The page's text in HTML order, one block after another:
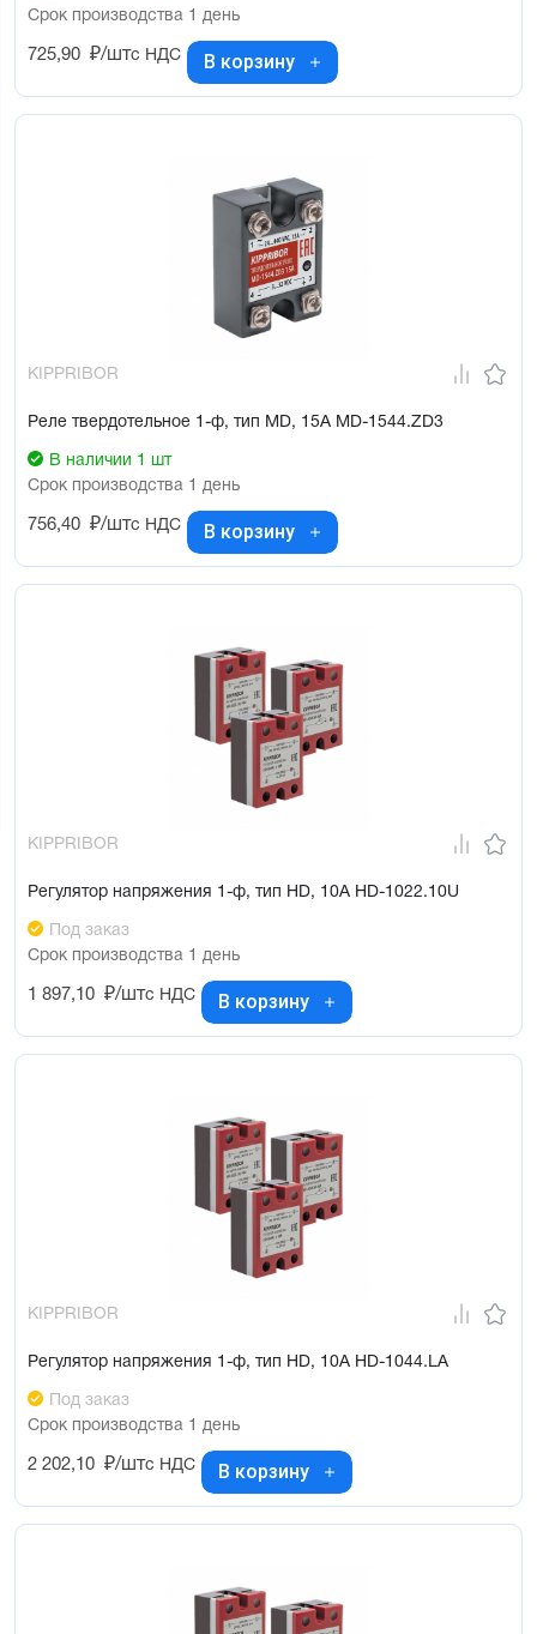
Срок производства 1 день
725,90 ₽/штс НДС В корзину
KIPPRIBOR
Реле твердотельное 1-ф, тип MD, 15А MD-1544.ZD3
В наличии 1 шт
Срок производства 1 день
756,40 ₽/штс НДС В корзину
KIPPRIBOR
Регулятор напряжения 1-ф, тип HD, 10А HD-1022.10U
Под заказ
Срок производства 1 день
1 897,10 ₽/штс НДС В корзину
KIPPRIBOR
Регулятор напряжения 1-ф, тип HD, 10А HD-1044.LA
Под заказ
Срок производства 1 день
2 202,10 ₽/штс НДС В корзину